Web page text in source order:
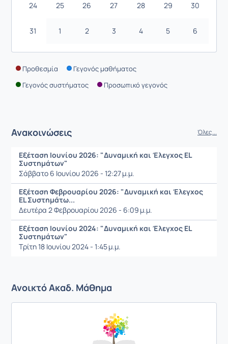
24 25 26 27 28 29 30
31 1 2 3 4 5 6
Προθεσμία
Γεγονός μαθήματος
Γεγονός συστήματος
Προσωπικό γεγονός
Ανακοινώσεις Όλες...
Εξέταση Ιουνίου 2026: "Δυναμική και Έλεγχος EL
Συστημάτων"
Σάββατο 6 Ιουνίου 2026 - 12:27 μ.μ.
Εξέταση Φεβρουαρίου 2026: "Δυναμική και Έλεγχος
EL Συστημάτω...
Δευτέρα 2 Φεβρουαρίου 2026 - 6:09 μ.μ.
Εξέταση Ιουνίου 2024: "Δυναμική και Έλεγχος EL
Συστημάτων"
Τρίτη 18 Ιουνίου 2024 - 1:45 μ.μ.
Ανοικτό Ακαδ. Μάθημα